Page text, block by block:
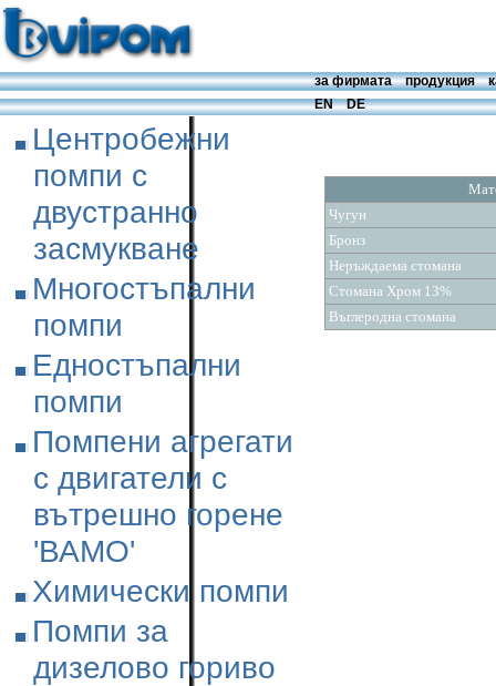
за фирмата продукция
EN
DE
Центробежни
помпи с
двустранно
засмукване
Многостъпални
помпи
Едностъпални
помпи
Помпени агрегати
с двигатели с
вътрешно горене
'ВАМО'
Химически помпи
Помпи за
дизелово гориво
Чугун
Бронз
Неръждаема стомана
Стомана Хром 13%
Въглеродна стомана